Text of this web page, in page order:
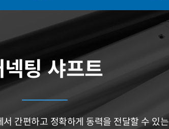
팅 샤프트
간편하고 정확하게 동력을 전달할 수 있는